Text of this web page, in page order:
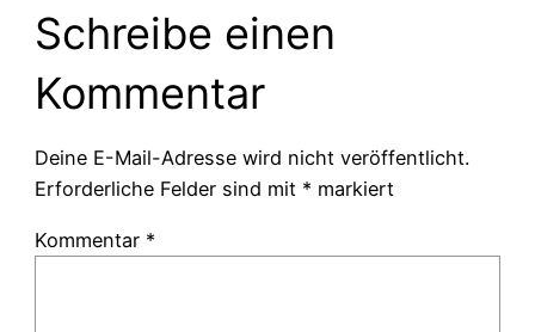
Schreibe einen
Kommentar
Deine E-Mail-Adresse wird nicht veröffentlicht.
Erforderliche Felder sind mit * markiert
Kommentar *